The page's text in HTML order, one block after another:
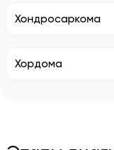
Хондросаркома
Хордома